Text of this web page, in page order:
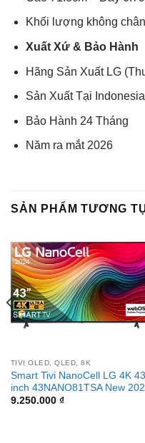
Khối lượng không
Xuất Xứ & Bảo Hành
Hãng Sản Xuất LG
Sản Xuất Tại Indonesia
Bảo Hành 24 Tháng
Năm ra mắt 2026
SẢN PHẨM TƯƠNG
TIVI OLED, QLED, 8K
Smart Tivi NanoCell LG 4K 43
inch 43NANO81TSA New
9.250.000 ₫